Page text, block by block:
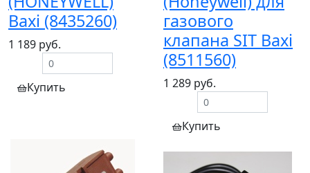
Baxi (8435260)
1 189 руб.
Купить
газового
клапана SIT Baxi
(8511560)
1 289 руб.
Купить